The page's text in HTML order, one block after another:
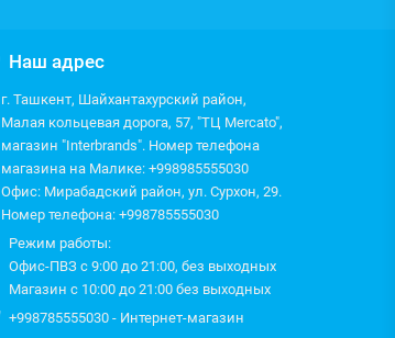
Наш адрес
г. Ташкент, Шайхантахурский район,
Малая кольцевая дорога, 57, "ТЦ Mercato",
магазин "Interbrands". Номер телефона
магазина на Малике: +998985555030
Офис: Мирабадский район, ул. Сурхон, 29.
Номер телефона: +998785555030
Режим работы:
Офис-ПВЗ с 9:00 до 21:00, без выходных
Магазин с 10:00 до 21:00 без выходных
+998785555030 - Интернет-магазин